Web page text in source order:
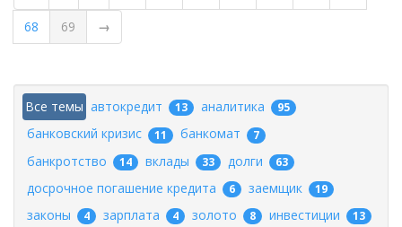
68
69 →
Все темы автокредит 13 аналитика 95
банковский кризис 11 банкомат 7
банкротство 14 вклады 33 долги 63
досрочное погашение кредита 6 заемщик 19
законы 4 зарплата 4 золото 8 инвестиции 13